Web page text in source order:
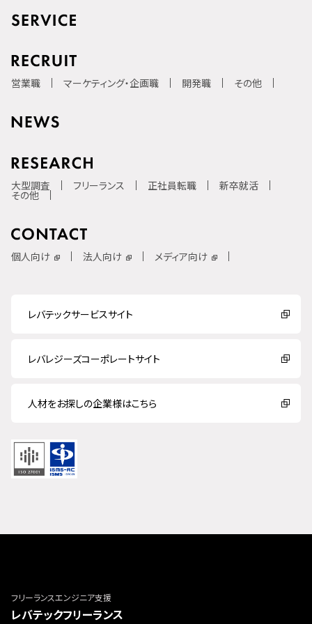
営業職 マーケティング・企画職 開発職 その他
大型調査 フリーランス 正社員転職 新卒就活
その他
個人向け 法人向け メディア向け
レバテックサービスサイト
レバレジーズコーポレートサイト
人材をお探しの企業様はこちら
フリーランスエンジニア支援
レバテックフリーランス